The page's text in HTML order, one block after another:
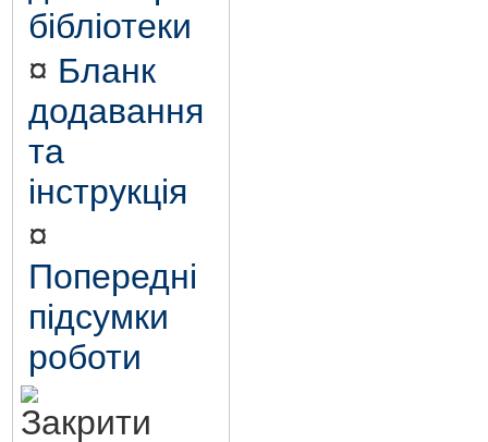
бібліотеки
¤ Бланк
додавання
та
інструкція
¤
Попередні
підсумки
роботи